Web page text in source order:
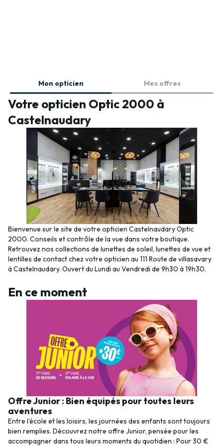
Mon opticien Mes offres
Votre opticien Optic 2000 à
Castelnaudary
Bienvenue sur le site de votre opticien Castelnaudary Optic
2000. Conseils et contrôle de la vue dans votre boutique.
Retrouvez nos collections de lunettes de soleil, lunettes de vue et
lentilles de contact chez votre opticien au 111 Route de villasavary
à Castelnaudary. Ouvert du Lundi au Vendredi de 9h30 à 19h30.
En ce moment
Offre Junior : Bien équipés pour toutes leurs
aventures
Entre l’école et les loisirs, les journées des enfants sont toujours
bien remplies. Découvrez notre offre Junior, pensée pour les
accompagner dans tous leurs moments du quotidien : Pour 30 €